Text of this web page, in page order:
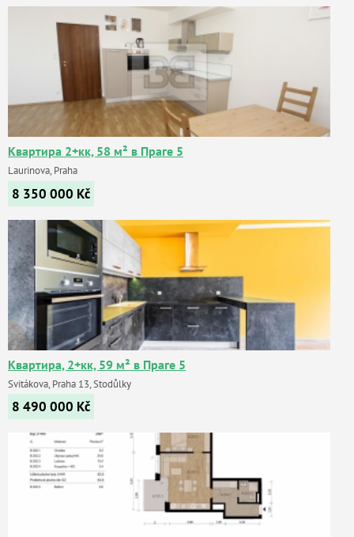
Квартира 2+кк, 58 м² в Праге 5
Laurinova, Praha
8 350 000 Kč
Квартира, 2+кк, 59 м² в Праге 5
Svitákova, Praha 13, Stodůlky
8 490 000 Kč